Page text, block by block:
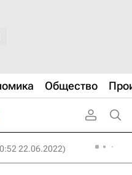
Общество
22.06.2022)